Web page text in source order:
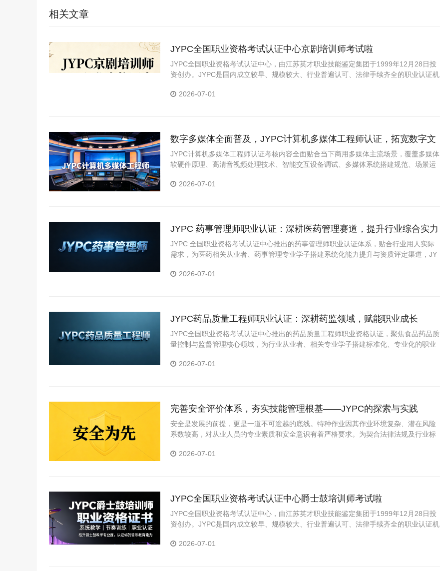
相关文章
JYPC全国职业资格考试认证中心京剧培训师考试啦
JYPC全国职业资格考试认证中心，由江苏英才职业技能鉴定集团于1999年12月28日投
资创办。JYPC是国内成立较早、规模较大、行业普遍认可、法律手续齐全的职业认证机
2026-07-01
数字多媒体全面普及，JYPC计算机多媒体工程师认证，拓宽数字文
创职场赛道
JYPC计算机多媒体工程师认证考核内容全面贴合当下商用多媒体主流场景，覆盖多媒体
软硬件原理、高清音视频处理技术、智能交互设备调试、多媒体系统搭建规范、场景运
兼顾理论基础与实操落地，适配在校生技能夯实与在职人员技术升级。
2026-07-01
JYPC 药事管理师职业认证：深耕医药管理赛道，提升行业综合实力
JYPC 全国职业资格考试认证中心推出的药事管理师职业认证体系，贴合行业用人实际
需求，为医药相关从业者、药事管理专业学子搭建系统化能力提升与资质评定渠道，JY
佐证。
2026-07-01
JYPC药品质量工程师职业认证：深耕药监领域，赋能职业成长
JYPC全国职业资格考试认证中心推出的药品质量工程师职业资格认证，聚焦食品药品质
量控制与监督管理核心领域，为行业从业者、相关专业学子搭建标准化、专业化的职业
2026-07-01
完善安全评价体系，夯实技能管理根基——JYPC的探索与实践
安全是发展的前提，更是一道不可逾越的底线。特种作业因其作业环境复杂、潜在风险
系数较高，对从业人员的专业素质和安全意识有着严格要求。为契合法律法规及行业标
作规程为依据，建立涵盖培训、考核、发证及后续管理
2026-07-01
JYPC全国职业资格考试认证中心爵士鼓培训师考试啦
JYPC全国职业资格考试认证中心，由江苏英才职业技能鉴定集团于1999年12月28日投
资创办。JYPC是国内成立较早、规模较大、行业普遍认可、法律手续齐全的职业认证机
2026-07-01